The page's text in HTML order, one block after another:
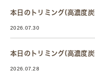
本日のトリミング(高濃度
2026.07.30
本日のトリミング(高濃度
2026.07.28